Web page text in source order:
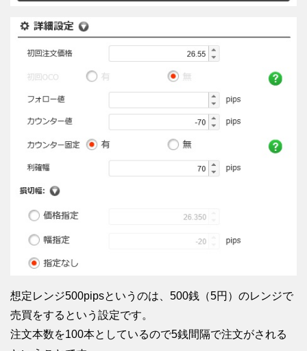
想定レンジ500pipsというのは、500銭（5円）のレンジで
売買をするという設定です。
注文本数を100本としているので5銭間隔で注文がされる